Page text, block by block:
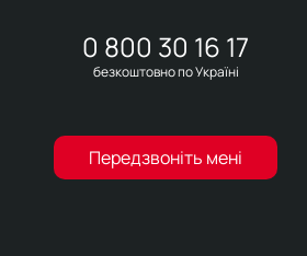
0 800 30 16 17
безкоштовно по Україні
Передзвоніть мені